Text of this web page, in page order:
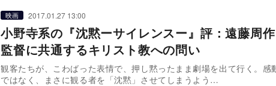
映画 2017.01.27 13:00
小野寺系の『沈黙ーサイレンスー』評：遠藤周
監督に共通するキリスト教への問い
観客たちが、こわばった表情で、押し黙ったまま劇場を出て行く。感
ではなく、まさに観る者を「沈黙」させてしまうよう…